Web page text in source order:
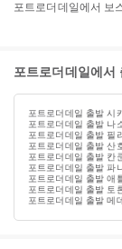
포트로더데일에서
포트로더데일에서
포트로더데일 출발 시
포트로더데일 출발 나
포트로더데일 출발 필
포트로더데일 출발 산
포트로더데일 출발 칸
포트로더데일 출발 파
포트로더데일 출발 애
포트로더데일 출발 토
포트로더데일 출발 메